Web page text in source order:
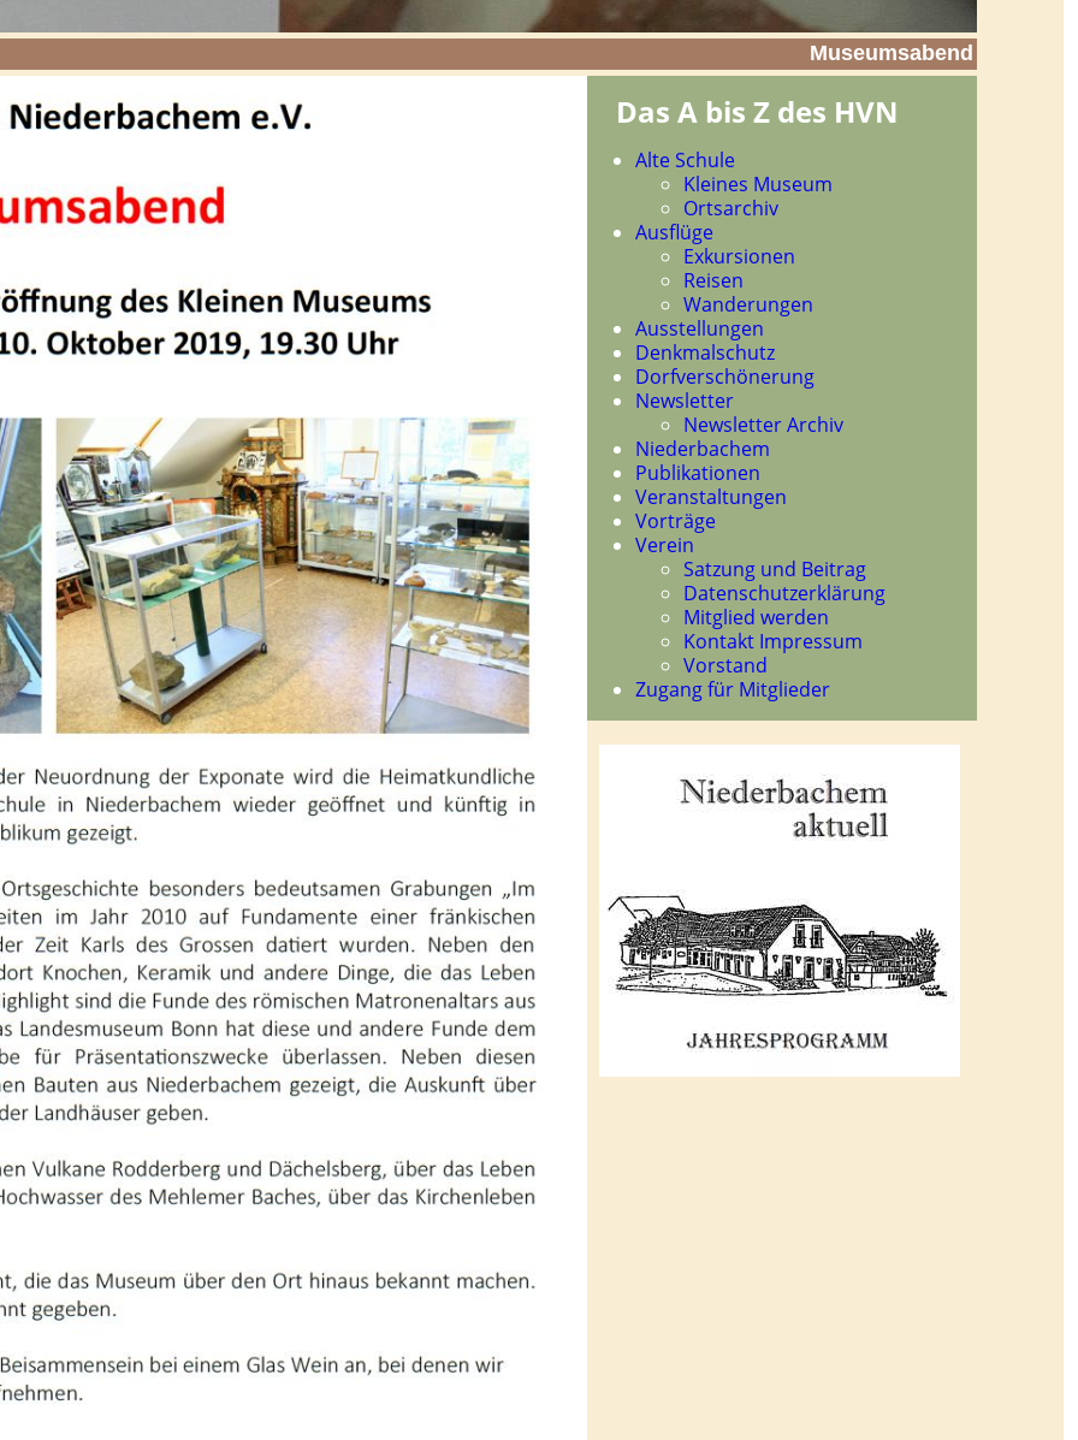
Museumsabend
Das A bis Z des HVN
Navigation
überspringen
Alte Schule
Kleines Museum
Ortsarchiv
Ausflüge
Exkursionen
Reisen
Wanderungen
Ausstellungen
Denkmalschutz
Dorfverschönerung
Newsletter
Newsletter Archiv
Niederbachem
Publikationen
Veranstaltungen
Vorträge
Verein
Satzung und Beitrag
Datenschutzerklärung
Mitglied werden
Kontakt Impressum
Vorstand
Zugang für Mitglieder